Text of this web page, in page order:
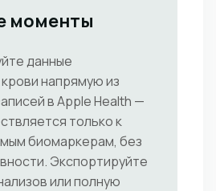
моменты
данные
напрямую из
в Apple Health —
только к
биомаркерам, без
Экспортируйте
или полную